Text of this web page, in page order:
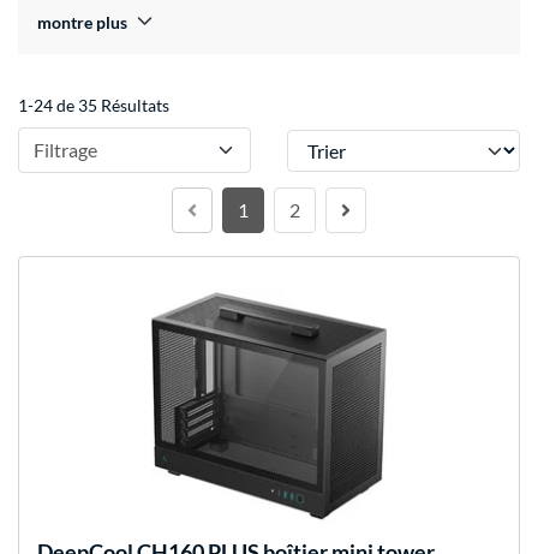
montre plus
1-24 de 35 Résultats
Filtrage Trier
1 2